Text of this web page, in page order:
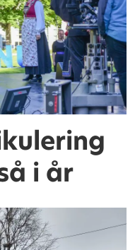
i år